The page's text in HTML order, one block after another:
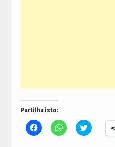
Partilha isto:
Click
to
Click
to
Click
to